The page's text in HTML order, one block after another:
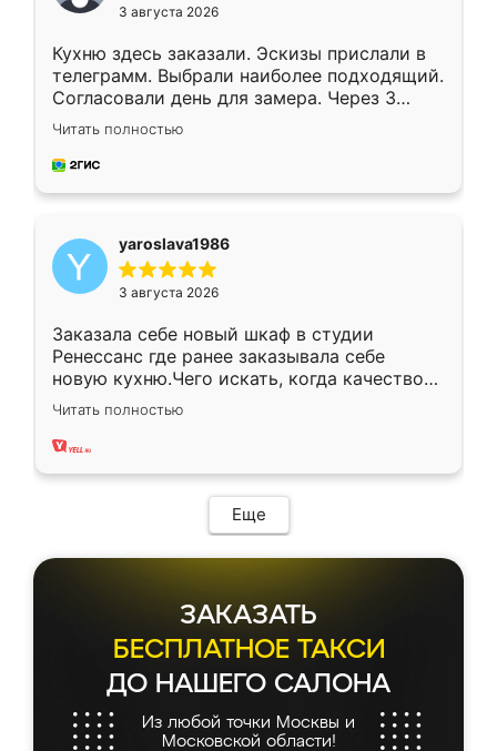
3 августа 2026
Кухню здесь заказали. Эскизы прислали в
телеграмм. Выбрали наиболее подходящий.
Согласовали день для замера. Через 3
недели кухня была уже готова. Остались
довольны работой. Спасибо Ренессанс
мебель за качественную работу!
Читать полностью
yaroslava1986
3 августа 2026
Заказала себе новый шкаф в студии
Ренессанс где ранее заказывала себе
новую кухню.Чего искать, когда качеством
вполне довольна. Служит кухня уже почти
два года, нареканий нет.
Читать полностью
Еще
ЗАКАЗАТЬ
БЕСПЛАТНОЕ ТАКСИ
ДО НАШЕГО САЛОНА
Из любой точки Москвы и
Московской области!